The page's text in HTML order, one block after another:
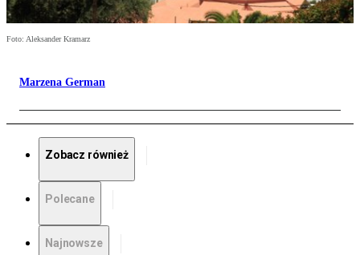
Foto: Aleksander Kramarz
Marzena German
Zobacz również
Polecane
Najnowsze